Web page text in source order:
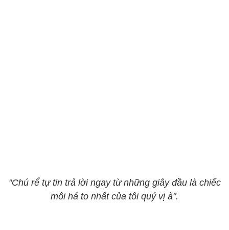
"Chú rể tự tin trả lời ngay từ những giây đầu là chiếc
môi há to nhất của tôi quý vị à".